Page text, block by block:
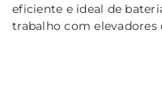
eficiente e ideal de
trabalho com elevadores